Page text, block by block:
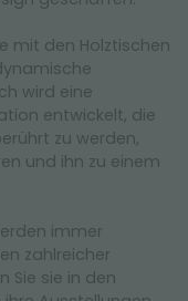
mit den Holztischen
wird eine
entwickelt, die
zu werden,
und ihn zu einem
immer
zahlreicher
Sie sie in den